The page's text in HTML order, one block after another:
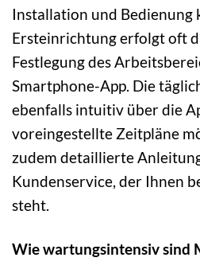
Installation und Bedienung
Ersteinrichtung erfolgt oft
Festlegung des
Smartphone-App. Die
ebenfalls intuitiv über die
voreingestellte Zeitpläne
zudem detaillierte
Kundenservice, der Ihnen
steht.
Wie wartungsintensiv sind